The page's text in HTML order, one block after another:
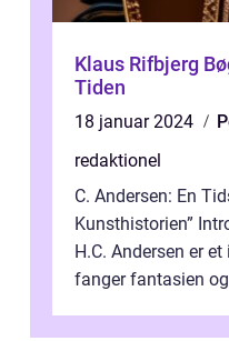
Klaus Rifbjerg
Tiden
18 januar 2024
redaktionel
C. Andersen: En
Kunsthistorien”
H.C. Andersen er
fanger fantasien